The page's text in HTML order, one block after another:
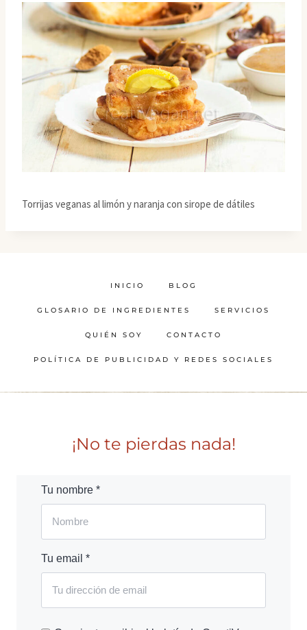
Torrijas veganas al limón y naranja con sirope de dátiles
INICIO BLOG
GLOSARIO DE INGREDIENTES SERVICIOS
QUIÉN SOY CONTACTO
POLÍTICA DE PUBLICIDAD Y REDES SOCIALES
¡No te pierdas nada!
Tu nombre *
Tu email *